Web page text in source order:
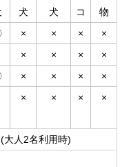
犬
犬
コ
物
× × ×
×
× × ×
×
× × ×
×
× × × ×
人2名利用時)